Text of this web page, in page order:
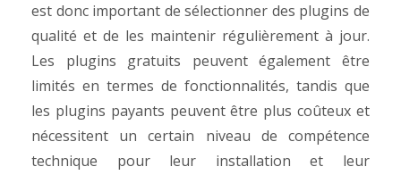
est donc important de sélectionner des plugins de
qualité et de les maintenir régulièrement à jour.
Les plugins gratuits peuvent également être
limités en termes de fonctionnalités, tandis que
les plugins payants peuvent être plus coûteux et
nécessitent un certain niveau de compétence
technique pour leur installation et leur